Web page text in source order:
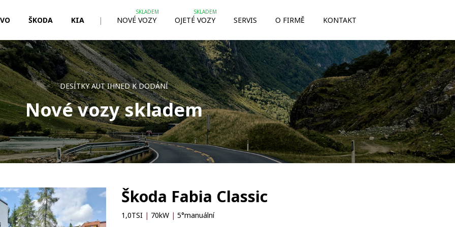
ŠKODA KIA | NOVÉ VOZY OJETÉ VOZY SERVIS O FIRMĚ KONTAKT
DESÍTKY AUT IHNED K DODÁNÍ
Nové vozy skladem
Škoda Fabia Classic
1,0TSI | 70kW | 5°manuální